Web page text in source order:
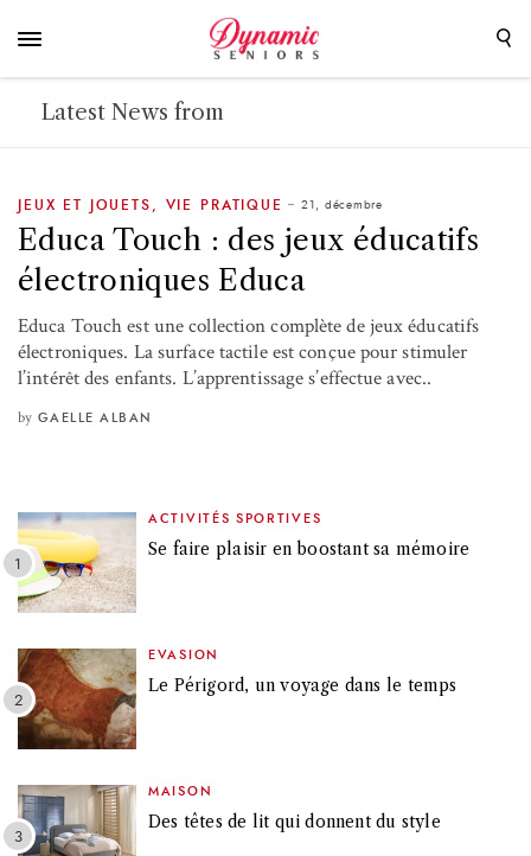
Latest News from
JEUX ET JOUETS VIE PRATIQUE 21, décembre
Educa Touch : des jeux éducatifs
électroniques Educa
Educa Touch est une collection complète de jeux éducatifs
électroniques. La surface tactile est conçue pour stimuler
l’intérêt des enfants. L’apprentissage s’effectue avec..
by GAELLE ALBAN
ACTIVITÉS SPORTIVES
Se faire plaisir en boostant sa mémoire
EVASION
Le Périgord, un voyage dans le temps
MAISON
Des têtes de lit qui donnent du style